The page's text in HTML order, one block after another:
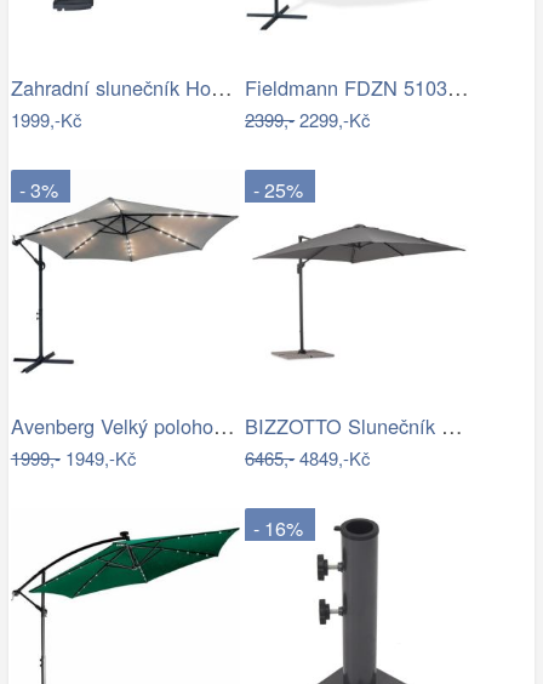
Zahradní slunečník Houseland Vortexa…
1999,-Kč
Fieldmann FDZN 5103 boční slunečník,…
2399,-2299,-Kč
- 3%
Avenberg Velký polohovatelný slunečník…
1999,-1949,-Kč
- 25%
BIZZOTTO Slunečník SIVIGLIA taupe 3x3m
6465,-4849,-Kč
- 16%